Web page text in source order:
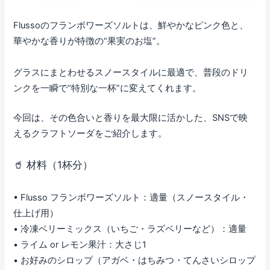
Flussoのフランボワーズソルトは、鮮やかなピンク色と、
華やかな香りが特徴の“果実のお塩”。
グラスにまとわせるスノースタイルに最適で、普段のドリ
ンクを一瞬で“特別な一杯”に変えてくれます。
今回は、その色合いと香りを最大限に活かした、SNSで映
えるクラフトソーダをご紹介します。
🥤 材料（1杯分）
• Flusso フランボワーズソルト：適量（スノースタイル・
仕上げ用）
• 冷凍ベリーミックス（いちご・ラズベリーなど）：適量
• ライム or レモン果汁：大さじ1
• お好みのシロップ（アガベ・はちみつ・てんさいシロップ